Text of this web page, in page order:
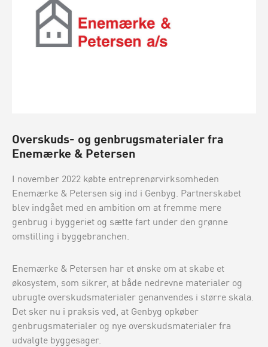
Overskuds- og genbrugsmaterialer fra
Enemærke & Petersen
I november 2022 købte entreprenørvirksomheden
Enemærke & Petersen sig ind i Genbyg. Partnerskabet
blev indgået med en ambition om at fremme mere
genbrug i byggeriet og sætte fart under den grønne
omstilling i byggebranchen.
Enemærke & Petersen har et ønske om at skabe et
økosystem, som sikrer, at både nedrevne materialer og
ubrugte overskudsmaterialer genanvendes i større skala.
Det sker nu i praksis ved, at Genbyg opkøber
genbrugsmaterialer og nye overskudsmaterialer fra
udvalgte byggesager.